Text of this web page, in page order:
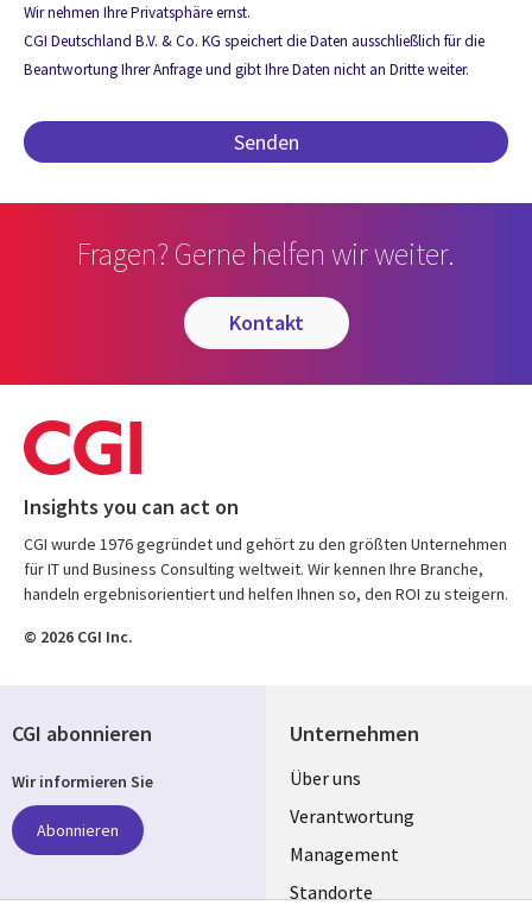
Wir nehmen Ihre Privatsphäre ernst.
CGI Deutschland B.V. & Co. KG speichert die Daten ausschließlich für die
Beantwortung Ihrer Anfrage und gibt Ihre Daten nicht an Dritte weiter.
Fragen? Gerne helfen wir weiter.
kontakt
Insights you can act on
CGI wurde 1976 gegründet und gehört zu den größten Unternehmen
für IT und Business Consulting weltweit. Wir kennen Ihre Branche,
handeln ergebnisorientiert und helfen Ihnen so, den ROI zu steigern.
© 2026 CGI Inc.
Unternehmen
Useful
links
GERMANY
Über uns
Verantwortung
Management
Standorte
CGI abonnieren
Wir informieren Sie
Abonnieren